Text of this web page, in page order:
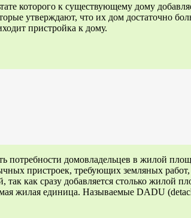
которого к существующему дому
утверждают, что их дом достаточно
пристройка к дому.
домовладельцев в жилой
пристроек, требующих земляных
как сразу добавляется столько жилой
жилая единица. Называемые DADU